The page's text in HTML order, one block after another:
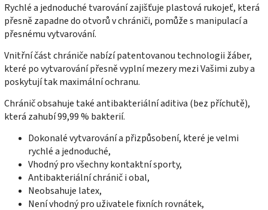
Rychlé a jednoduché tvarování zajišťuje plastová rukojeť, která
přesně zapadne do otvorů v chrániči, pomůže s manipulací a
přesnému vytvarování.
Vnitřní část chrániče nabízí patentovanou technologii žáber,
které po vytvarování přesně vyplní mezery mezi Vašimi zuby a
poskytují tak maximální ochranu.
Chránič obsahuje také antibakteriální aditiva (bez příchutě),
která zahubí 99,99 % bakterií.
Dokonalé vytvarování a přizpůsobení, které je velmi
rychlé a jednoduché,
Vhodný pro všechny kontaktní sporty,
Antibakteriální chránič i obal,
Neobsahuje latex,
Není vhodný pro uživatele fixních rovnátek,